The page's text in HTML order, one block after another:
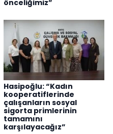
önceliğimiz”
Hasipoğlu: “Kadın
kooperatiflerinde
çalışanların sosyal
sigorta primlerinin
tamamını
karşılayacağız”